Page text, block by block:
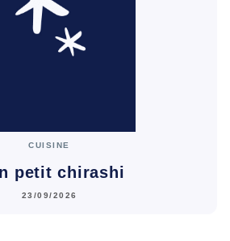
CUISINE
petit chirashi
23/09/2026